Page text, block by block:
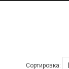
Сортировка: